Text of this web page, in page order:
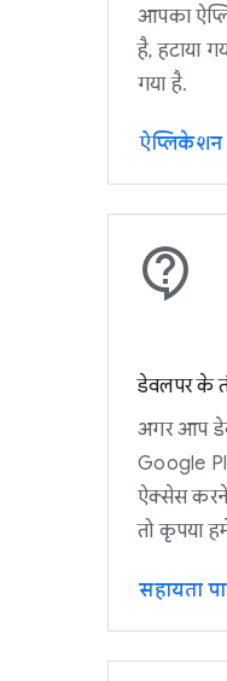
आपका
है, हटाया
गया है.
ऐप्लिकेशन
डेवलपर के
अगर आप
Google
ऐक्सेस करने
तो कृपया
सहायता